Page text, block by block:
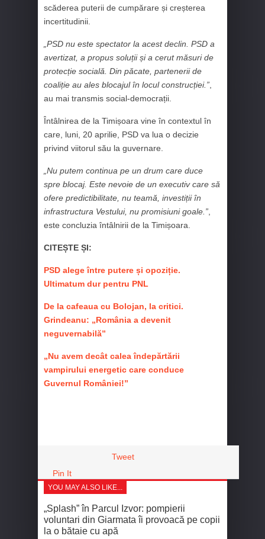
scăderea puterii de cumpărare și creșterea
incertitudinii.
„PSD nu este spectator la acest declin. PSD a
avertizat, a propus soluții și a cerut măsuri de
protecție socială. Din păcate, partenerii de
coaliție au ales blocajul în locul construcției.”
au mai transmis social-democrații.
Întâlnirea de la Timișoara vine în contextul în
care, luni, 20 aprilie, PSD va lua o decizie
privind viitorul său la guvernare.
„Nu putem continua pe un drum care duce
spre blocaj. Este nevoie de un executiv care să
ofere predictibilitate, nu teamă, investiții în
infrastructura Vestului, nu promisiuni goale.”
este concluzia întâlnirii de la Timișoara.
CITEȘTE ȘI:
PSD alege între putere și opoziție.
Ultimatum dur pentru PNL
De la cafeaua cu Bolojan, la critici.
Grindeanu: „România a devenit
neguvernabilă”
„Nu avem decât calea îndepărtării
vampirului energetic care conduce
Guvernul României!”
Tweet
Pin It
YOU MAY ALSO LIKE...
„Splash” în Parcul Izvor: pompierii
voluntari din Giarmata îi provoacă pe copii
la o bătaie cu apă